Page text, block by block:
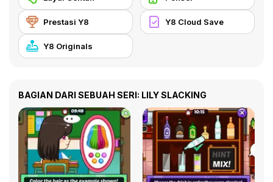
Prestasi Y8 Y8 Cloud Save
Y8 Originals
BAGIAN DARI SEBUAH SERI: LILY SLACKING